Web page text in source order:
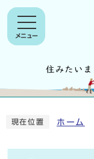
メニュー
現在位置 ホーム